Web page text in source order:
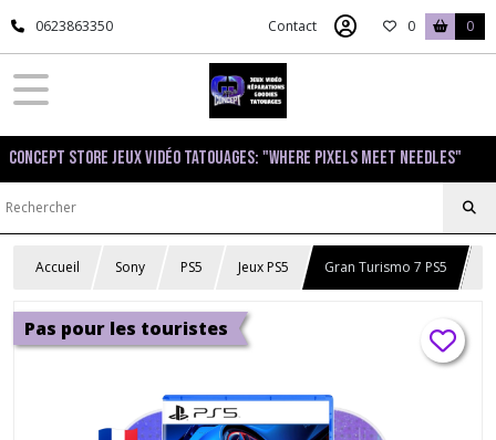
0623863350 Contact 0 0
Concept Store Jeux Vidéo Tatouages: "Where pixels meet needles"
Accueil Sony PS5 Jeux PS5 Gran Turismo 7 PS5
Pas pour les touristes